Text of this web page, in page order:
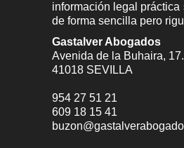
información legal
de forma sencilla pero
Gastalver Abogados
Avenida de la Buhaira,
41018 SEVILLA
954 27 51 21
609 18 15 41